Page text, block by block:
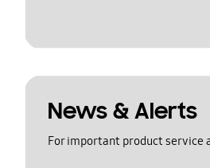
News & Alerts
For important product service